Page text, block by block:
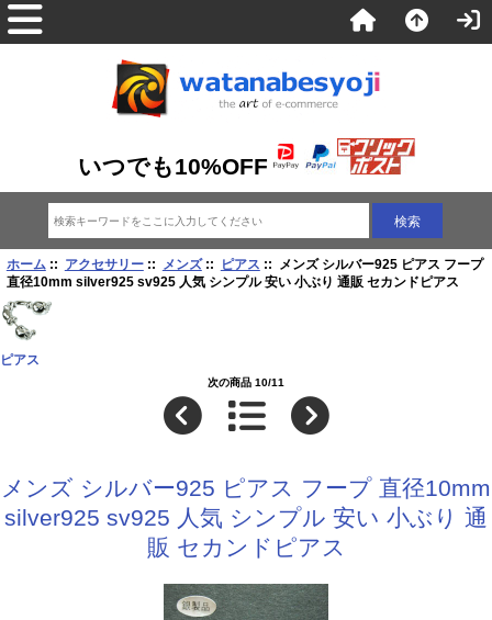
いつでも10%OFF
ホーム :: アクセサリー:: メンズ:: ピアス :: メンズ シルバー925 ピアス フープ
直径10mm silver925 sv925 人気 シンプル 安い 小ぶり 通販 セカンドピアス
ピアス
次の商品 10/11
メンズ シルバー925 ピアス フープ 直径10mm
silver925 sv925 人気 シンプル 安い 小ぶり 通
販 セカンドピアス